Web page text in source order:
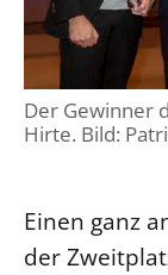
Der Gewinner
Hirte. Bild:
Einen ganz
der